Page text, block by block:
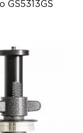
GS5313GS